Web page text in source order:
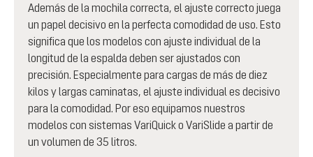
Además de la mochila correcta, el ajuste correcto juega
un papel decisivo en la perfecta comodidad de uso. Esto
significa que los modelos con ajuste individual de la
longitud de la espalda deben ser ajustados con
precisión. Especialmente para cargas de más de diez
kilos y largas caminatas, el ajuste individual es decisivo
para la comodidad. Por eso equipamos nuestros
modelos con sistemas VariQuick o VariSlide a partir de
un volumen de 35 litros.